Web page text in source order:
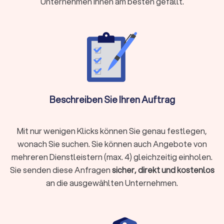
Vermögensverwaltung, Finanzplanung & -beratung
Der Finanzberater für Versicherungen weiß durch die
Schilderung Ihrer Lebens- und Finanzsituation die besten
Absicherungen zu gewährleisten. Ob
Versicherungsberater in Uhingen sind Sie in den besten
Baufinanzierung, Hypotheken & Immobilien
Finanzierungen rund um Immobilienkauf, Immobilienverkauf
Hypotheken und Immobilien allgemein helfen Ihnen, das
Beschreiben Sie Ihren Auftrag
Mit nur wenigen Klicks können Sie genau festlegen,
wonach Sie suchen. Sie können auch Angebote von
mehreren Dienstleistern (max. 4) gleichzeitig einholen.
Sie senden diese Anfragensicher, direkt und kostenlos
an die ausgewählten Unternehmen.